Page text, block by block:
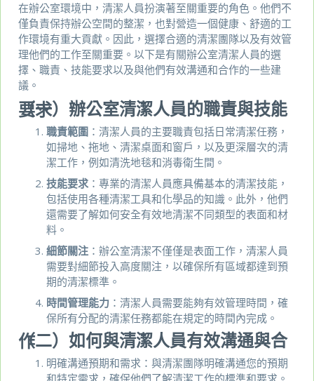
在辦公室環境中，清潔人員扮演著至關重要的角色。他們不
僅負責保持辦公空間的整潔，也對營造一個健康、舒適的工
作環境有重大貢獻。因此，選擇合適的清潔團隊以及有效管
理他們的工作至關重要。以下是有關辦公室清潔人員的選
擇、職責、技能要求以及與他們有效溝通和合作的一些建
議。
（一）辦公室清潔人員的職責與技能要求
職責範圍 ：清潔人員的主要職責包括日常清潔任務，
如掃地、拖地、清潔桌面和窗戶，以及更深層次的清
潔工作，例如清洗地毯和消毒衛生間。
技能要求 ：專業的清潔人員應具備基本的清潔技能，
包括使用各種清潔工具和化學品的知識。此外，他們
還需要了解如何安全有效地清潔不同類型的表面和材
料。
細節關注 ：辦公室清潔不僅僅是表面工作，清潔人員
需要對細節投入高度關注，以確保所有區域都達到預
期的清潔標準。
時間管理能力 ：清潔人員需要能夠有效管理時間，確
保所有分配的清潔任務都能在規定的時間內完成。
（二）如何與清潔人員有效溝通與合作
明確溝通預期和需求：與清潔團隊明確溝通您的預期